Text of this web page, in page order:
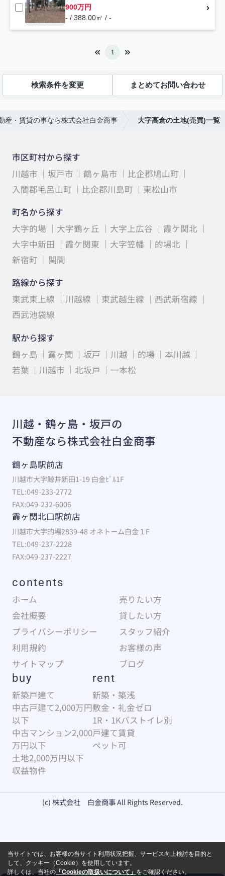
900万円
- / 388.00㎡ / -
1
検索条件を変更 まとめてお問い合わせ
産・賃貸の事なら株式会社白金商事 大字高倉の土地(売買)一覧
市区町村から探す
川越市
坂戸市 鶴ヶ島市
比企郡鳩山町
入間郡毛呂山町
比企郡川島町
東松山市
町名から探す
大字的場
大字鶴ヶ丘 大字上広谷
霞ケ関北
大字中新田
霞ケ関東 大字笠幡
的場北
新宿町
関間
路線から探す
東武東上線
川越線 東武越生線
西武新宿線
西武池袋線
駅から探す
鶴ヶ島
霞ヶ関 坂戸 川越 的場
本川越
若葉
川越市 北坂戸 一本松
川越・鶴ヶ島・坂戸の
不動産なら株式会社白金商事
鶴ヶ島駅前店
川越市大字鯨井新田1-19 白金ﾋﾞﾙ1F
TEL:049-233-2772
FAX:049-232-6006
霞ヶ関北口駅前店
川越市大字的場2839-48 オネトーム白金１F
TEL:049-237-2228
FAX:049-237-2227
contents
ホーム
売りたい方
会社概要
貸したい方
プライバシーポリシー
スタッフ紹介
利用規約
お客様の声
サイトマップ
ブログ
buy
新築戸建て
中古戸建て2,000万円
以下
中古マンション2,000
万円以下
土地2,000万円以下
収益物件
rent
新築・築浅
敷金・礼金ゼロ
1R・1Kバストイレ別
戸建て賃貸
ペット可
(c) 株式会社 白金商事 All Rights Reserved.
当サイトでは、お客様の当サイト利用状況把握、サービス向上検討を目的と
して、クッキー（Cookie）を使用しています。
詳しくは、当社の「Cookieの取扱いについて」をご確認ください。